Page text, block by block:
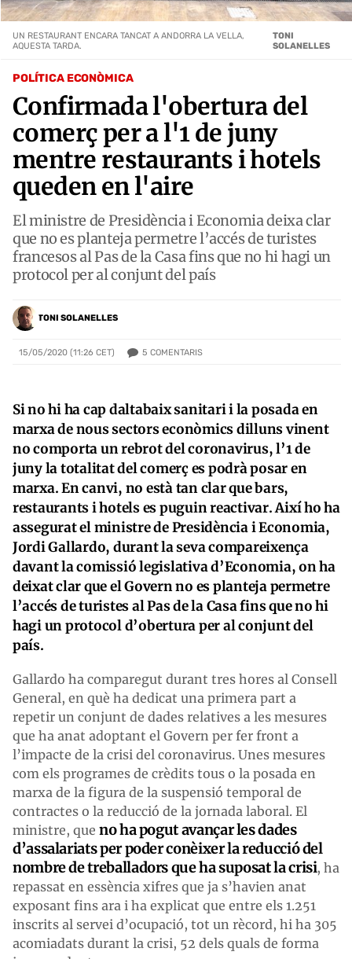
POLÍTICA ECONÒMICA
Confirmada l'obertura del
comerç per a l'1 de juny
mentre restaurants i hotels
queden en l'aire
El ministre de Presidència i Economia deixa clar
que no es planteja permetre l’accés de turistes
francesos al Pas de la Casa fins que no hi hagi un
protocol per al conjunt del país
TONI SOLANELLES
15/05/2020 (11:26 CET) 5 COMENTARIS
UN RESTAURANT ENCARA TANCAT A ANDORRA LA VELLA,
AQUESTA TARDA.
TONI
SOLANELLES
Si no hi ha cap daltabaix sanitari i la posada en
marxa de nous sectors econòmics dilluns vinent
no comporta un rebrot del coronavirus, l’1 de
juny la totalitat del comerç es podrà posar en
marxa. En canvi, no està tan clar que bars,
restaurants i hotels es puguin reactivar. Així ho ha
assegurat el ministre de Presidència i Economia,
Jordi Gallardo, durant la seva compareixença
davant la comissió legislativa d’Economia, on ha
deixat clar que el Govern no es planteja permetre
l’accés de turistes al Pas de la Casa fins que no hi
hagi un protocol d’obertura per al conjunt del
país.
Gallardo ha comparegut durant tres hores al Consell
General, en què ha dedicat una primera part a
repetir un conjunt de dades relatives a les mesures
que ha anat adoptant el Govern per fer front a
l’impacte de la crisi del coronavirus. Unes mesures
com els programes de crèdits tous o la posada en
marxa de la figura de la suspensió temporal de
contractes o la reducció de la jornada laboral. El
ministre, que no ha pogut avançar les dades
d’assalariats per poder conèixer la reducció del
nombre de treballadors que ha suposat la crisi, ha
repassat en essència xifres que ja s’havien anat
exposant fins ara i ha explicat que entre els 1.251
inscrits al servei d’ocupació, tot un rècord, hi ha 305
acomiadats durant la crisi, 52 dels quals de forma